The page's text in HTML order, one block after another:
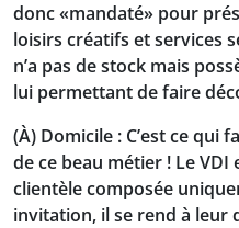
donc «mandaté» pour
loisirs créatifs et services
n’a pas de stock mais
lui permettant de faire
(À) Domicile : C’est ce qui
de ce beau métier ! Le VDI
clientèle composée
invitation, il se rend à leur